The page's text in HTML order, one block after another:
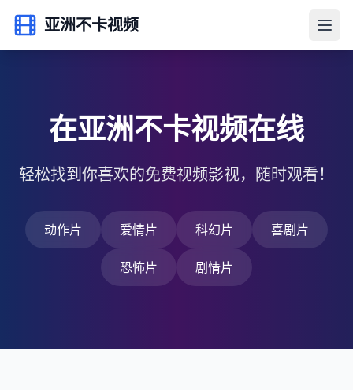
亚洲不卡视频
在亚洲不卡视频在线
轻松找到你喜欢的免费视频影视，随时观看！
动作片 爱情片 科幻片 喜剧片
恐怖片 剧情片